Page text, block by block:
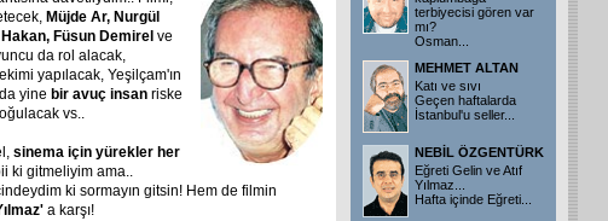
Müjde Ar, Nurgül
Füsun Demirel ve
da rol alacak,
yapılacak, Yeşilçam'ın
yine bir avuç insan riske
vs..
sinema için yürekler her
ki gitmeliyim ama..
ki sormayın gitsin! Hem de filmin
a karşı!
terbiyecisi gören var
mı?
Osman
MEHMET ALTAN
Katı ve sıvı
Geçen haftalarda
İstanbul'u seller...
NEBİL ÖZGENTÜRK
Eğreti Gelin ve Atıf
Yılmaz...
Hafta içinde Eğreti